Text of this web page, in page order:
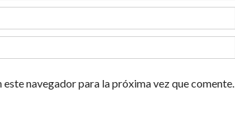
navegador para la próxima vez que comente.